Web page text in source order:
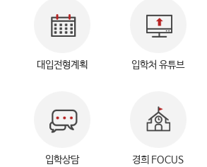
대입전형계획 입학처 유튜브
입학상담 경희 FOCUS